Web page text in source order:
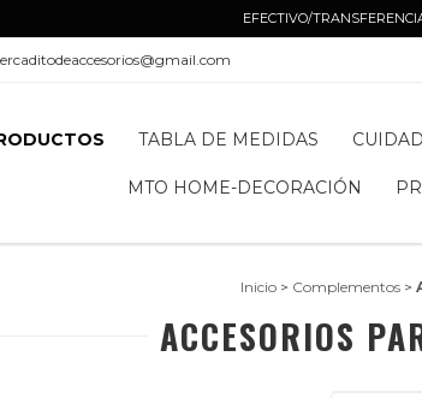
EFECTIVO/
TABLA DE MEDIDAS
MTO HOME-DECORACIÓN
Inicio > Complementos >
ACCESORIOS